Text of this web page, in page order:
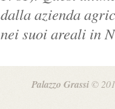
dalla azienda
nei suoi areali in
Palazzo Grassi©